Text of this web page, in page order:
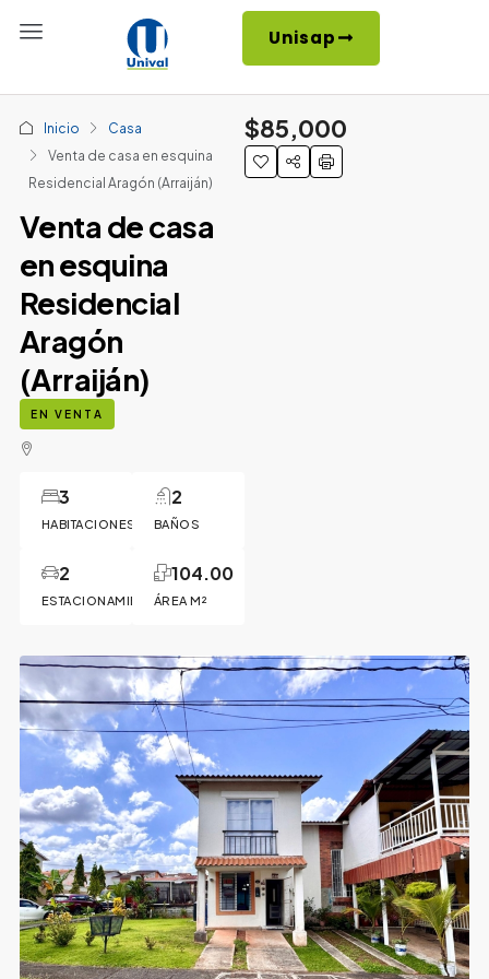
Unisap
Inicio
Casa
Venta de casa en esquina
Residencial Aragón (Arraiján)
Venta de casa
en esquina
Residencial
Aragón
(Arraiján)
EN VENTA
HABITACIONES
3
BAÑOS
2
ESTACIONAMIENTOS
2
ÁREA M²
104.00
$85,000